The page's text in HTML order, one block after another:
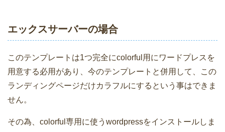
エックスサーバーの場合
このテンプレートは1つ完全にcolorful用にワードプレスを
用意する必用があり、今のテンプレートと併用して、この
ランディングページだけカラフルにするという事はできま
せん。
その為、colorful専用に使うwordpressをインストールしま